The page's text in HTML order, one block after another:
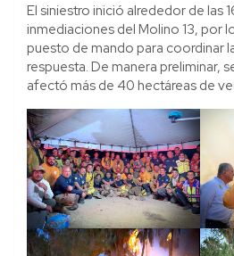
El siniestro inició alrededor de las
inmediaciones del Molino 13, por
puesto de mando para coordinar
respuesta. De manera preliminar,
afectó más de 40 hectáreas de